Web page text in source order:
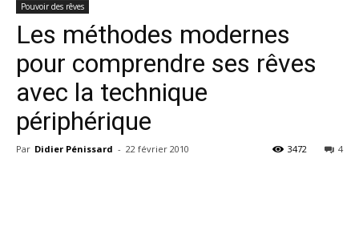
Pouvoir des rêves
Les méthodes modernes
pour comprendre ses rêves
avec la technique
périphérique
Par Didier Pénissard - 22 février 2010 4
3472